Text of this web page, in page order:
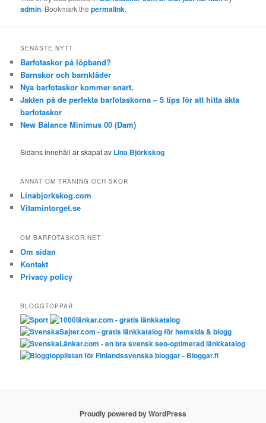
admin. Bookmark thepermalink.
SENASTE NYTT
Barfotaskor på löpband?
Barnskor och barnkläder
Nya barfotaskor kommer snart.
Jakten på de perfekta barfotaskorna – 5 tips för att hitta äkta
barfotaskor
New Balance Minimus 00 (Dam)
Sidans innehåll är skapat av Lina Björkskog
ANNAT OM TRÄNING OCH SKOR
Linabjorkskog.com
Vitamintorget.se
OM BARFOTASKOR.NET
Om sidan
Kontakt
Privacy policy
BLOGGTOPPAR
Proudly powered by WordPress